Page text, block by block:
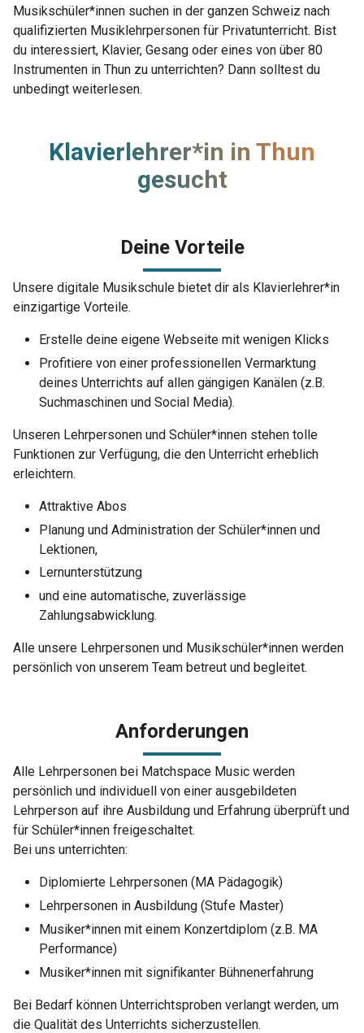
Musikschüler*innen suchen in der ganzen Schweiz nach
qualifizierten Musiklehrpersonen für Privatunterricht. Bist
du interessiert, Klavier, Gesang oder eines von über 80
Instrumenten in Thun zu unterrichten? Dann solltest du
unbedingt weiterlesen.
Klavierlehrer*in in Thun
gesucht
Deine Vorteile
Unsere digitale Musikschule bietet dir als Klavierlehrer*in
einzigartige Vorteile.
Erstelle deine eigene Webseite mit wenigen Klicks
Profitiere von einer professionellen Vermarktung
deines Unterrichts auf allen gängigen Kanälen (z.B.
Suchmaschinen und Social Media).
Unseren Lehrpersonen und Schüler*innen stehen tolle
Funktionen zur Verfügung, die den Unterricht erheblich
erleichtern.
Attraktive Abos
Planung und Administration der Schüler*innen und
Lektionen,
Lernunterstützung
und eine automatische, zuverlässige
Zahlungsabwicklung.
Alle unsere Lehrpersonen und Musikschüler*innen werden
persönlich von unserem Team betreut und begleitet.
Anforderungen
Alle Lehrpersonen bei Matchspace Music werden
persönlich und individuell von einer ausgebildeten
Lehrperson auf ihre Ausbildung und Erfahrung überprüft und
für Schüler*innen freigeschaltet.
Bei uns unterrichten:
Diplomierte Lehrpersonen (MA Pädagogik)
Lehrpersonen in Ausbildung (Stufe Master)
Musiker*innen mit einem Konzertdiplom (z.B. MA
Performance)
Musiker*innen mit signifikanter Bühnenerfahrung
Bei Bedarf können Unterrichtsproben verlangt werden, um
die Qualität des Unterrichts sicherzustellen.